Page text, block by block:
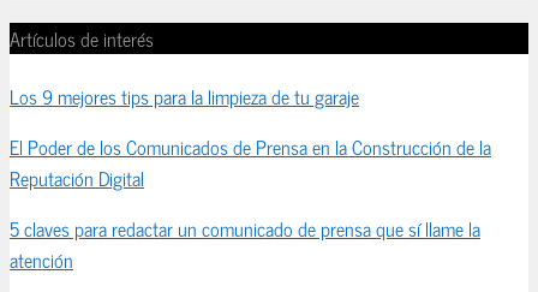
Artículos de interés
Los 9 mejores tips para la limpieza de tu garaje
El Poder de los Comunicados de Prensa en la Construcción de la
Reputación Digital
5 claves para redactar un comunicado de prensa que sí llame la
atención